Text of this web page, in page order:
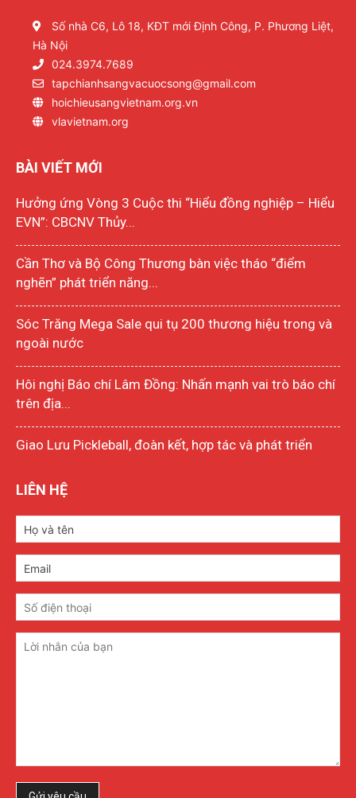
Số nhà C6, Lô 18, KĐT mới Định Công, P. Phương Liệt,
Hà Nội
024.3974.7689
tapchianhsangvacuocsong@gmail.com
hoichieusangvietnam.org.vn
vlavietnam.org
BÀI VIẾT MỚI
Hưởng ứng Vòng 3 Cuộc thi “Hiểu đồng nghiệp – Hiểu
EVN”: CBCNV Thủy...
Cần Thơ và Bộ Công Thương bàn việc tháo “điểm
nghẽn” phát triển năng...
Sóc Trăng Mega Sale qui tụ 200 thương hiệu trong và
ngoài nước
Hôi nghị Báo chí Lâm Đồng: Nhấn mạnh vai trò báo chí
trên địa...
Giao Lưu Pickleball, đoàn kết, hợp tác và phát triển
LIÊN HỆ